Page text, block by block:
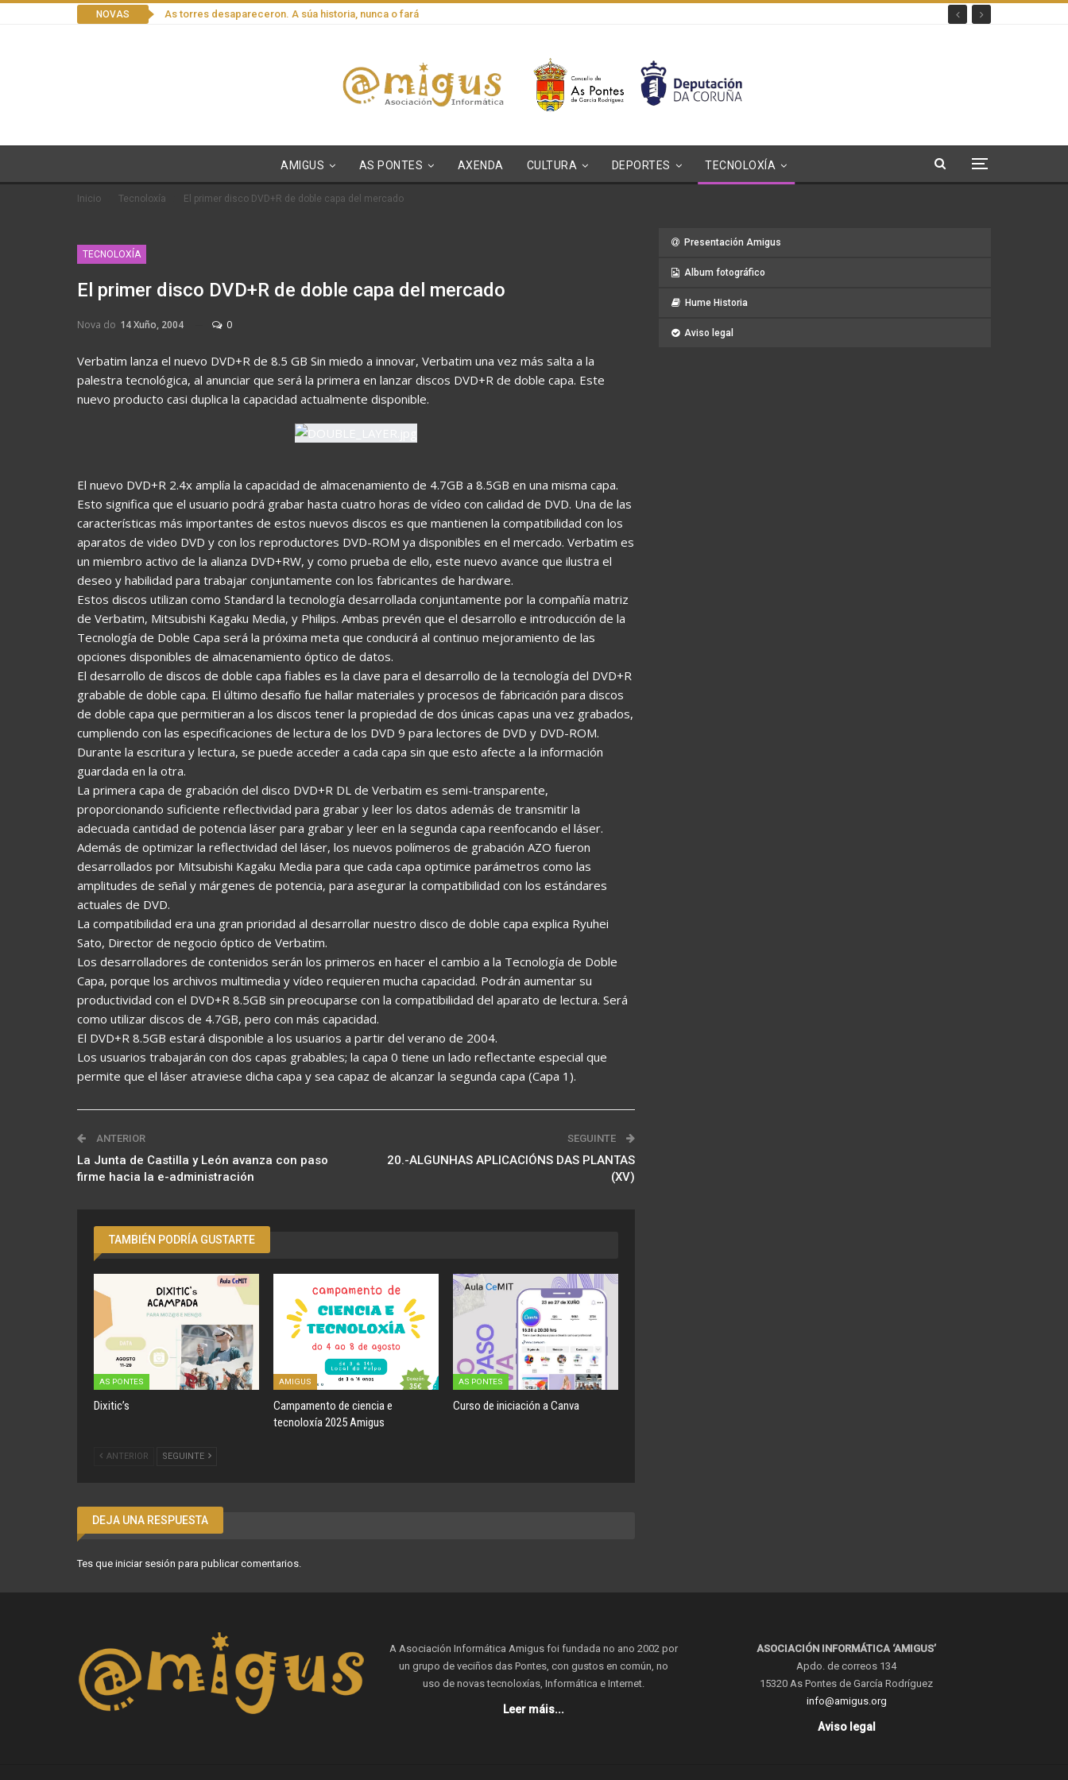
NOVAS As torres desapareceron. A súa historia, nunca o fará
AMIGUS AS PONTES AXENDA CULTURA DEPORTES TECNOLOXÍA
Inicio Tecnoloxía El primer disco DVD+R de doble capa del mercado
TECNOLOXÍA
El primer disco DVD+R de doble capa del mercado
Nova do 14 Xuño, 2004 0
Verbatim lanza el nuevo DVD+R de 8.5 GB Sin miedo a innovar, Verbatim una vez más salta a la
palestra tecnológica, al anunciar que será la primera en lanzar discos DVD+R de doble capa. Este
nuevo producto casi duplica la capacidad actualmente disponible.
El nuevo DVD+R 2.4x amplía la capacidad de almacenamiento de 4.7GB a 8.5GB en una misma capa.
Esto significa que el usuario podrá grabar hasta cuatro horas de vídeo con calidad de DVD. Una de las
características más importantes de estos nuevos discos es que mantienen la compatibilidad con los
aparatos de video DVD y con los reproductores DVD-ROM ya disponibles en el mercado. Verbatim es
un miembro activo de la alianza DVD+RW, y como prueba de ello, este nuevo avance que ilustra el
deseo y habilidad para trabajar conjuntamente con los fabricantes de hardware.
Estos discos utilizan como Standard la tecnología desarrollada conjuntamente por la compañía matriz
de Verbatim, Mitsubishi Kagaku Media, y Philips. Ambas prevén que el desarrollo e introducción de la
Tecnología de Doble Capa será la próxima meta que conducirá al continuo mejoramiento de las
opciones disponibles de almacenamiento óptico de datos.
El desarrollo de discos de doble capa fiables es la clave para el desarrollo de la tecnología del DVD+R
grabable de doble capa. El último desafío fue hallar materiales y procesos de fabricación para discos
de doble capa que permitieran a los discos tener la propiedad de dos únicas capas una vez grabados,
cumpliendo con las especificaciones de lectura de los DVD 9 para lectores de DVD y DVD-ROM.
Durante la escritura y lectura, se puede acceder a cada capa sin que esto afecte a la información
guardada en la otra.
La primera capa de grabación del disco DVD+R DL de Verbatim es semi-transparente,
proporcionando suficiente reflectividad para grabar y leer los datos además de transmitir la
adecuada cantidad de potencia láser para grabar y leer en la segunda capa reenfocando el láser.
Además de optimizar la reflectividad del láser, los nuevos polímeros de grabación AZO fueron
desarrollados por Mitsubishi Kagaku Media para que cada capa optimice parámetros como las
amplitudes de señal y márgenes de potencia, para asegurar la compatibilidad con los estándares
actuales de DVD.
La compatibilidad era una gran prioridad al desarrollar nuestro disco de doble capa explica Ryuhei
Sato, Director de negocio óptico de Verbatim.
Los desarrolladores de contenidos serán los primeros en hacer el cambio a la Tecnología de Doble
Capa, porque los archivos multimedia y vídeo requieren mucha capacidad. Podrán aumentar su
productividad con el DVD+R 8.5GB sin preocuparse con la compatibilidad del aparato de lectura. Será
como utilizar discos de 4.7GB, pero con más capacidad.
El DVD+R 8.5GB estará disponible a los usuarios a partir del verano de 2004.
Los usuarios trabajarán con dos capas grabables; la capa 0 tiene un lado reflectante especial que
permite que el láser atraviese dicha capa y sea capaz de alcanzar la segunda capa (Capa 1).
ANTERIOR
La Junta de Castilla y León avanza con paso
firme hacia la e-administración
SEGUINTE
20.-ALGUNHAS APLICACIÓNS DAS PLANTAS
(XV)
TAMBIÉN PODRÍA GUSTARTE
AS PONTES
Dixitic’s
AMIGUS
Campamento de ciencia e
tecnoloxía 2025 Amigus
AS PONTES
Curso de iniciación a Canva
ANTERIOR SEGUINTE
DEJA UNA RESPUESTA
Tes que iniciar sesión para publicar comentarios.
Presentación Amigus
Album fotográfico
Hume Historia
Aviso legal
A Asociación Informática Amigus foi fundada no ano 2002 por
un grupo de veciños das Pontes, con gustos en común, no
uso de novas tecnoloxías, Informática e Internet.
Leer máis...
ASOCIACIÓN INFORMÁTICA ‘AMIGUS’
Apdo. de correos 134
15320 As Pontes de García Rodríguez
info@amigus.org
Aviso legal